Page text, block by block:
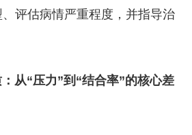
评估病情严重程度，并指导治
从“压力”到“结合率”的核心差